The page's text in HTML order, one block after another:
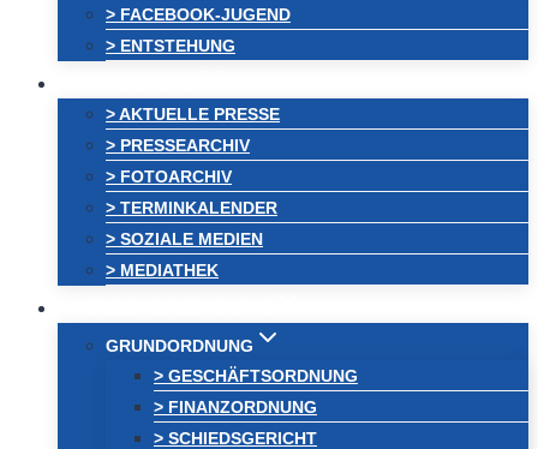
> FACEBOOK-JUGEND
> ENTSTEHUNG
> AKTUELLE PRESSE
> PRESSEARCHIV
> FOTOARCHIV
> TERMINKALENDER
> SOZIALE MEDIEN
> MEDIATHEK
GRUNDORDNUNG
> GESCHÄFTSORDNUNG
> FINANZORDNUNG
> SCHIEDSGERICHT